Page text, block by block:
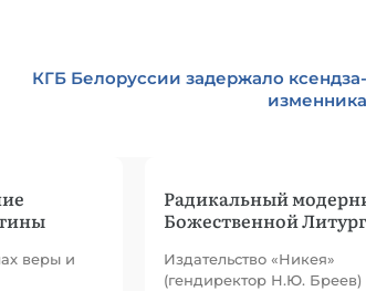
КГБ Белоруссии задержало ксендза-
изменника
веры и
Радикальный
Божественной
Издательство «Никея»
(гендиректор Н.Ю. Бреев)